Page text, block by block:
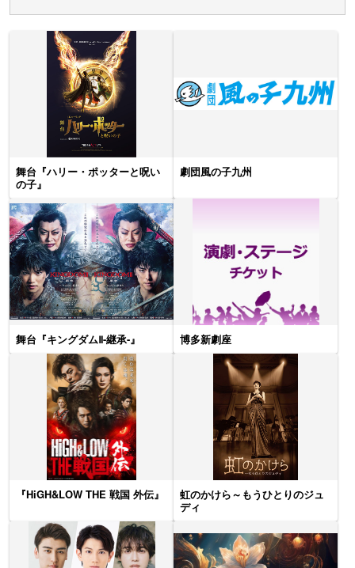
舞台『ハリー・ポッターと呪い
の子』
劇団風の子九州
舞台『キングダムⅡ-継承-』 博多新劇座
『HiGH&LOW THE 戦国 外伝』
虹のかけら～もうひとりのジュ
ディ